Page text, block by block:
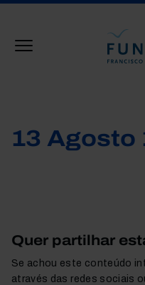
13 Agosto
Quer partilhar
Se achou este conteúdo
através das redes sociais